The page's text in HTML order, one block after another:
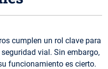
cumplen un rol clave para
vial. Sin embargo,
funcionamiento es cierto.